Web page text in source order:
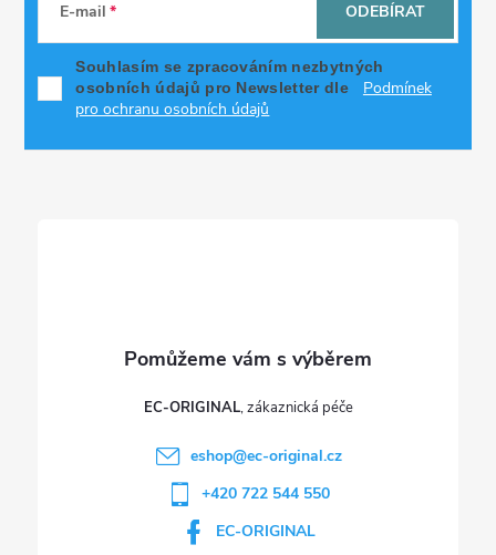
E-mail
Souhlasím se zpracováním nezbytných
osobních údajů pro Newsletter dle
Podmínek
pro ochranu osobních údajů
ODEBÍRAT
EC-ORIGINAL
eshop@ec-original.cz
+420 722 544 550
EC-ORIGINAL